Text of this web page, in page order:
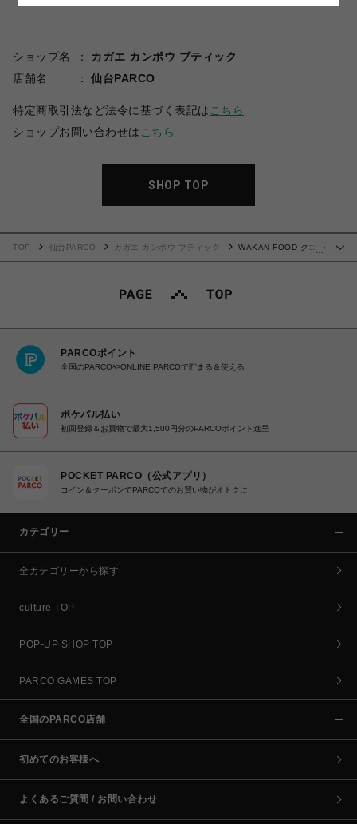
ショップ名
カガエ カンポウ ブティック
店舗名
仙台PARCO
特定商取引法など法令に基づく表記は こちら
ショップお問い合わせは こちら
SHOP TOP
…
TOP 仙台PARCO カガエ カンポウ ブティック
WAKAN FOOD クコの
PARCOポイント
全国のPARCOやONLINE PARCOで貯まる＆使える
ポケパル払い
初回登録＆お買物で最大1,500円分のPARCOポイント進呈
POCKET PARCO（公式アプリ）
コイン＆クーポンでPARCOでのお買い物がオトクに
カテゴリー
全カテゴリーから探す
culture TOP
POP-UP SHOP TOP
PARCO GAMES TOP
全国のPARCO店舗
初めてのお客様へ
よくあるご質問 / お問い合わせ